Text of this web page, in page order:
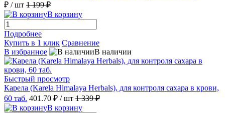
₽ / шт 1 199 ₽
В корзину
Подробнее
Купить в 1 клик Сравнение
В избранное
В наличии
Быстрый просмотр
Карела (Karela Himalaya Herbals), для контроля сахара в крови,
60 таб. 401.70 ₽ / шт 1 339 ₽
В корзину